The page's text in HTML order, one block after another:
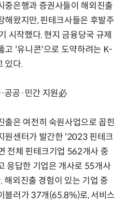
중은행과 증권사들이 해외진출
해왔지만, 핀테크사들은 후발주
시작했다. 현지 금융당국 규제
고 '유니콘'으로 도약하려는 K-
있다.
공·민간 지원必
출은 여전히 숙원사업으로 꼽힌
원센터가 발간한 '2023 핀테크
전체 핀테크기업 562개사 중
응답한 기업은 개사로 55개사
해외진출 경험이 있는 기업 중
블러가 37개(65.8%)로, 서비스